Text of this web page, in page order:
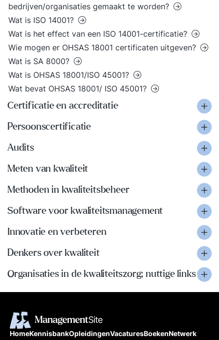
bedrijven/organisaties gemaakt te worden?
Wat is ISO 14001?
Wat is het effect van een ISO 14001-certificatie?
Wie mogen er OHSAS 18001 certificaten uitgeven?
Wat is SA 8000?
Wat is OHSAS 18001/ISO 45001?
Wat bevat OHSAS 18001/ ISO 45001?
Certificatie en accreditatie
Persoonscertificatie
Audits
Meten van kwaliteit
Methoden in kwaliteitsbeheer
Software voor kwaliteitsmanagement
Innovatie en verbeteren
Denkers over kwaliteit
Organisaties in de kwaliteitszorg; nuttige links
HomeKennisbankOpleidingenVacaturesBoekenNetwerk